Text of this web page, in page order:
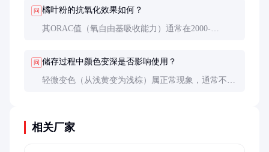
问 橘叶粉的抗氧化效果如何？
其ORAC值（氧自由基吸收能力）通常在2000-
问 储存过程中颜色变深是否影响使用？
轻微变色（从浅黄变为浅棕）属正常现象，通常不影
相关厂家